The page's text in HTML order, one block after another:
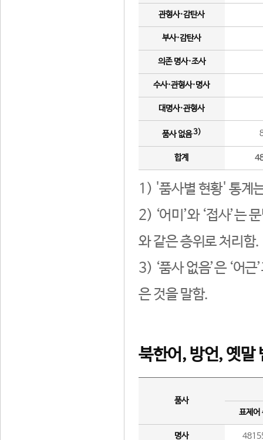
관형사·감탄사
부사·감탄사
의존 명사·조사
수사·관형사·명사
대명사·관형사
품사 없음3)
합계
1) '품사별 현황' 통계
2) ‘어미’와 ‘접사’는
와 같은 층위로 처리함.
3) ‘품사 없음’은 ‘어
은 것을 말함.
북한어, 방언, 옛말
품사
표제어
명사